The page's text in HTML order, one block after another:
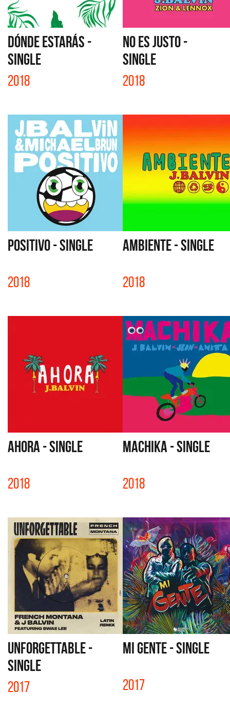
DÓNDE ESTARÁS -
SINGLE
2018
NO ES JUSTO -
SINGLE
2018
POSITIVO - SINGLE
2018
AMBIENTE - SINGLE
2018
AHORA - SINGLE
2018
MACHIKA - SINGLE
2018
UNFORGETTABLE -
SINGLE
2017
MI GENTE - SINGLE
2017